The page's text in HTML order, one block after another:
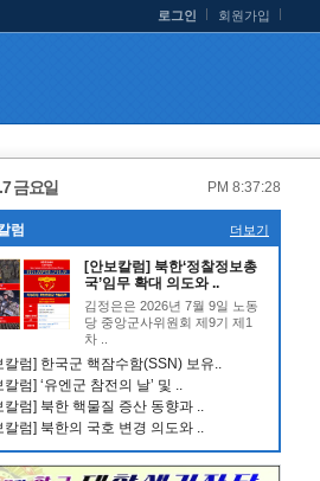
로그인 회원가입
금요일 PM 8:37:29
럼 더보기
[안보칼럼] 북한‘정찰정보총
국’임무 확대 의도와 ..
김정은은 2026년 7월 9일 노동
당 중앙군사위원회 제9기 제1
차 ..
칼럼] 한국군 핵잠수함(SSN) 보유..
칼럼] ‘유엔군 참전의 날’ 및 ..
칼럼] 북한 핵물질 증산 동향과 ..
칼럼] 북한의 국호 변경 의도와 ..